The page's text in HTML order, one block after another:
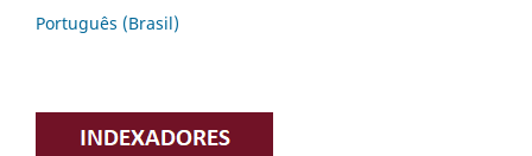
Português (Brasil)